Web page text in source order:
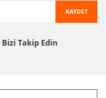
KAYDET
Bizi Takip Edin